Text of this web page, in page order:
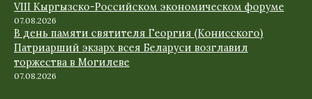
VIII Кыргызско-Российском экономическом форуме
07.08.2026
В день памяти святителя Георгия (Конисского)
Патриарший экзарх всея Беларуси возглавил
торжества в Могилеве
07.08.2026